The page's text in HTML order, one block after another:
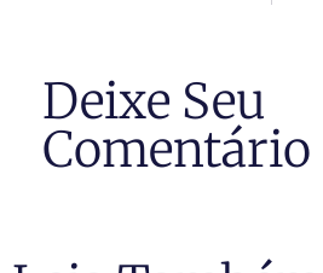
Deixe Seu
Comentário